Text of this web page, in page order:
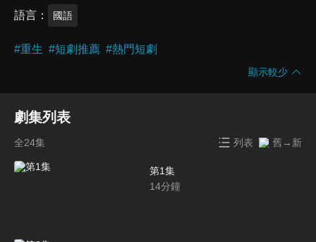
語言 國語
#重生 #短劇推薦 #熱門短劇
顯示較少
劇集列表
全24集 列表 舊→新
第1集
14分鐘